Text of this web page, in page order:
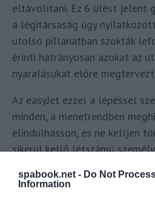
spabook.net - Do Not
Information
eltávolítani. Ez 6 ülést jelent
a légitársaság úgy
utolsó pillanatban szokták
érinti hátrányosan azokat az
nyaralásukat előre
Az easyJet ezzel a lépéssel
minden, a menetrendben
elindulhasson, és ne kelljen
sikerül kellő létszámú
ABBCazt írja, hogy az
repülőterek, mind a